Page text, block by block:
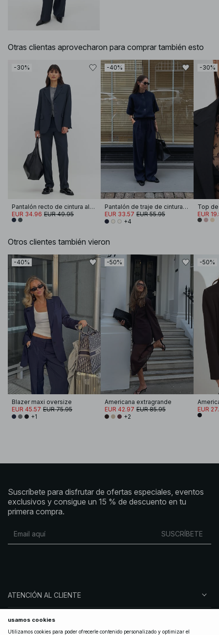
Otras clientas aprovecharon para comprar también esto
-30%
Pantalón recto de cintura alta en melange
EUR 34.96 EUR 49.95
-40%
Pantalón de traje de cintura alta y pierna ancha
EUR 33.57 EUR 55.95
+4
-30%
EUR
Otros clientes también vieron
-40%
Blazer maxi oversize
EUR 45.57 EUR 75.95
+1
-50%
Americana extragrande
EUR 42.97 EUR 85.95
+2
-50%
EUR
Suscríbete para disfrutar de ofertas especiales, eventos
exclusivos y consigue un 15 % de descuento en tu
primera compra.
SUSCRÍBETE
ATENCIÓN AL CLIENTE
SOBRE NA-KD